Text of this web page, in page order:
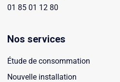
01 85 01 12 80
Nos services
Étude de consommation
Nouvelle installation